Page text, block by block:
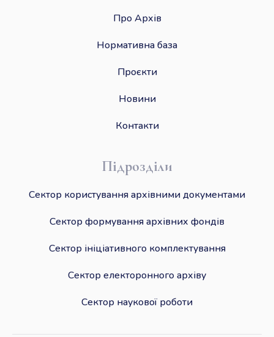
Про Архів
Нормативна база
Проєкти
Новини
Контакти
Підрозділи
Сектор користування архівними документами
Сектор формування архівних фондів
Сектор ініціативного комплектування
Сектор електоронного архіву
Сектор наукової роботи